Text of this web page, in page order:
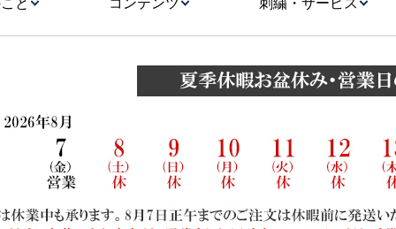
と コンテンツ 刺繍・サービス